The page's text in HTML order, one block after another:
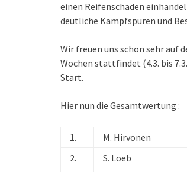
einen Reifenschaden
deutliche Kampfspuren und
Wir freuen uns schon sehr auf
Wochen stattfindet (4.3. bis 7.3.
Start.
Hier nun die Gesamtwertung :
1. M. Hirvonen
2.
S. Loeb